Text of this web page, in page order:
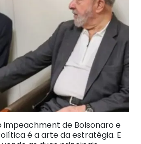
impeachment de Bolsonaro e
é a arte da estratégia. E